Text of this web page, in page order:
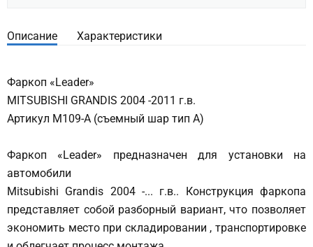
Описание Характеристики
Фаркоп «Leader»
MITSUBISHI GRANDIS 2004 -2011 г.в.
Артикул M109-A (съемный шар тип А)
Фаркоп «Leader» предназначен для установки на
автомобили
Mitsubishi Grandis 2004 -... г.в.. Конструкция фаркопа
представляет собой разборный вариант, что позволяет
экономить место при складировании , транспортировке